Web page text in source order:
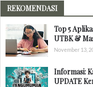
REKOMENDASI
Top 5
UTBK &
November 13,
Informasi:
UPDATE